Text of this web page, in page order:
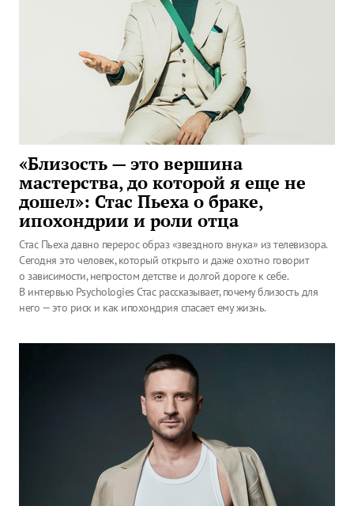
«Близость — это вершина
мастерства, до которой я еще не
дошел»: Стас Пьеха о браке,
ипохондрии и роли отца
Стас Пьеха давно перерос образ «звездного внука» из телевизора.
Сегодня это человек, который открыто и даже охотно говорит
о зависимости, непростом детстве и долгой дороге к себе.
В интервью Psychologies Стас рассказывает, почему близость для
него — это риск и как ипохондрия спасает ему жизнь.